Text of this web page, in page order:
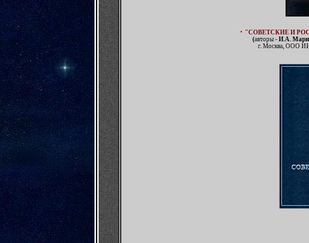
• "СОВЕТСКИЕ И
(авторы - И.А.
г. Москва, OOO